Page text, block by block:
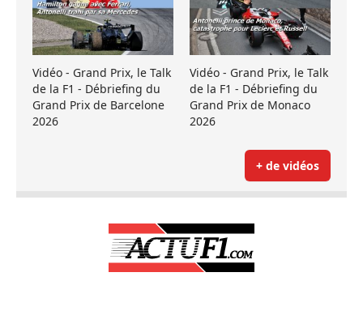
Vidéo - Grand Prix, le Talk
de la F1 - Débriefing du
Grand Prix de Barcelone
2026
Vidéo - Grand Prix, le Talk
de la F1 - Débriefing du
Grand Prix de Monaco
2026
+ de vidéos